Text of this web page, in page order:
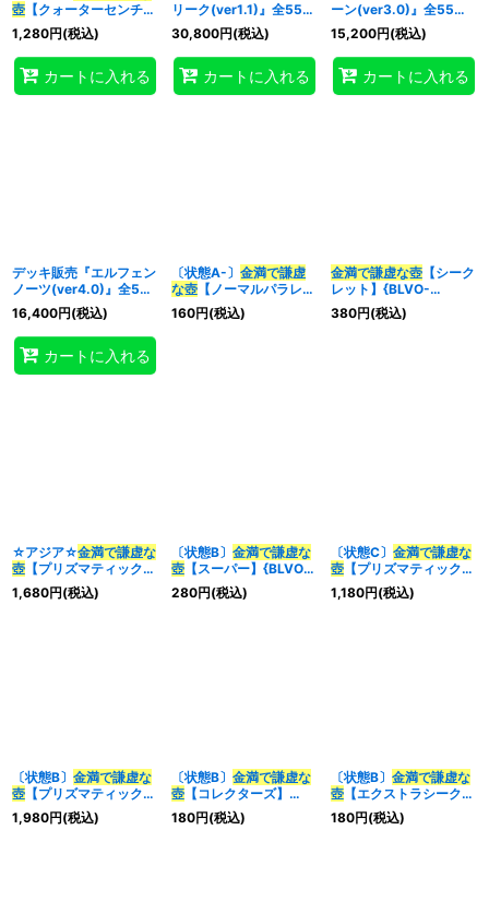
壺 【クォーターセンチュ
リーシークレット】
{RC04-JP067}《魔
法》
1,280円(税込)
カートに入れる
リーク(ver1.1)』全55枚
【-】{-}《デッキ販売》
30,800円(税込)
カートに入れる
ーン(ver3.0)』全55枚
【-】{-}《デッキ販売》
15,200円(税込)
カートに入れる
デッキ販売『エルフェン
ノーツ(ver4.0)』全55
枚【-】{-}《デッキ販
売》
16,400円(税込)
カートに入れる
〔状態A-〕 金満で謙虚
な壺【ノーマルパラレ
ル】{QCTB-JP060}
《魔法》
160円(税込)
金満で謙虚な壺【シーク
レット】{BLVO-
JP065}《魔法》
380円(税込)
☆アジア☆金満で謙虚な
壺 【プリズマティックシ
ークレット】{アジア
BLVO-JP065}《魔法》
1,680円(税込)
〔状態B〕 金満で謙虚な
壺【スーパー】{BLVO-
JP065}《魔法》
280円(税込)
〔状態C〕 金満で謙虚な
壺【プリズマティックシ
ークレット】{BLVO-
JP065}《魔法》
1,180円(税込)
〔状態B〕 金満で謙虚な
壺 【プリズマティックシ
ークレット】{BLVO-
JP065}《魔法》
1,980円(税込)
〔状態B〕 金満で謙虚な
壺【コレクターズ】
{RC04-JP067}《魔
法》
180円(税込)
〔状態B〕 金満で謙虚な
壺【エクストラシークレ
ット】{RC04-JP067}
《魔法》
180円(税込)